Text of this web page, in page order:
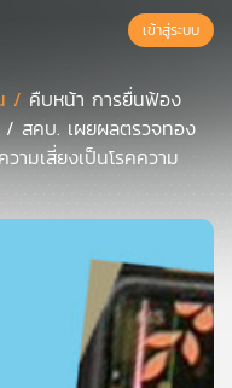
เข้าสู่ระบบ
/ คืบหน้า การยื่นฟ้อง
สคบ. เผยผลตรวจทอง
มเสี่ยงเป็นโรคความ